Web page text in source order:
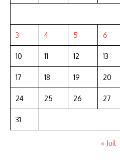
3 4 5 6
10 11 12 13
17 18 19 20
24 25 26 27
31
« Juil